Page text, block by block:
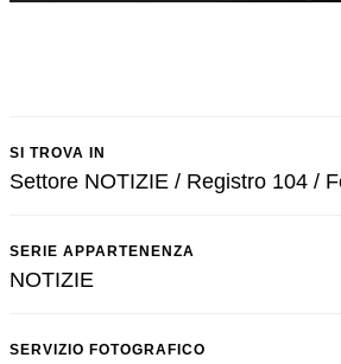
SI TROVA IN
Settore NOTIZIE / Registro 104 /
SERIE APPARTENENZA
NOTIZIE
SERVIZIO FOTOGRAFICO